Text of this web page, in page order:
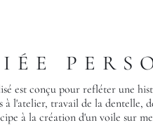
est conçu pour refléter une
l'atelier, travail de la dentelle,
à la création d'un voile sur